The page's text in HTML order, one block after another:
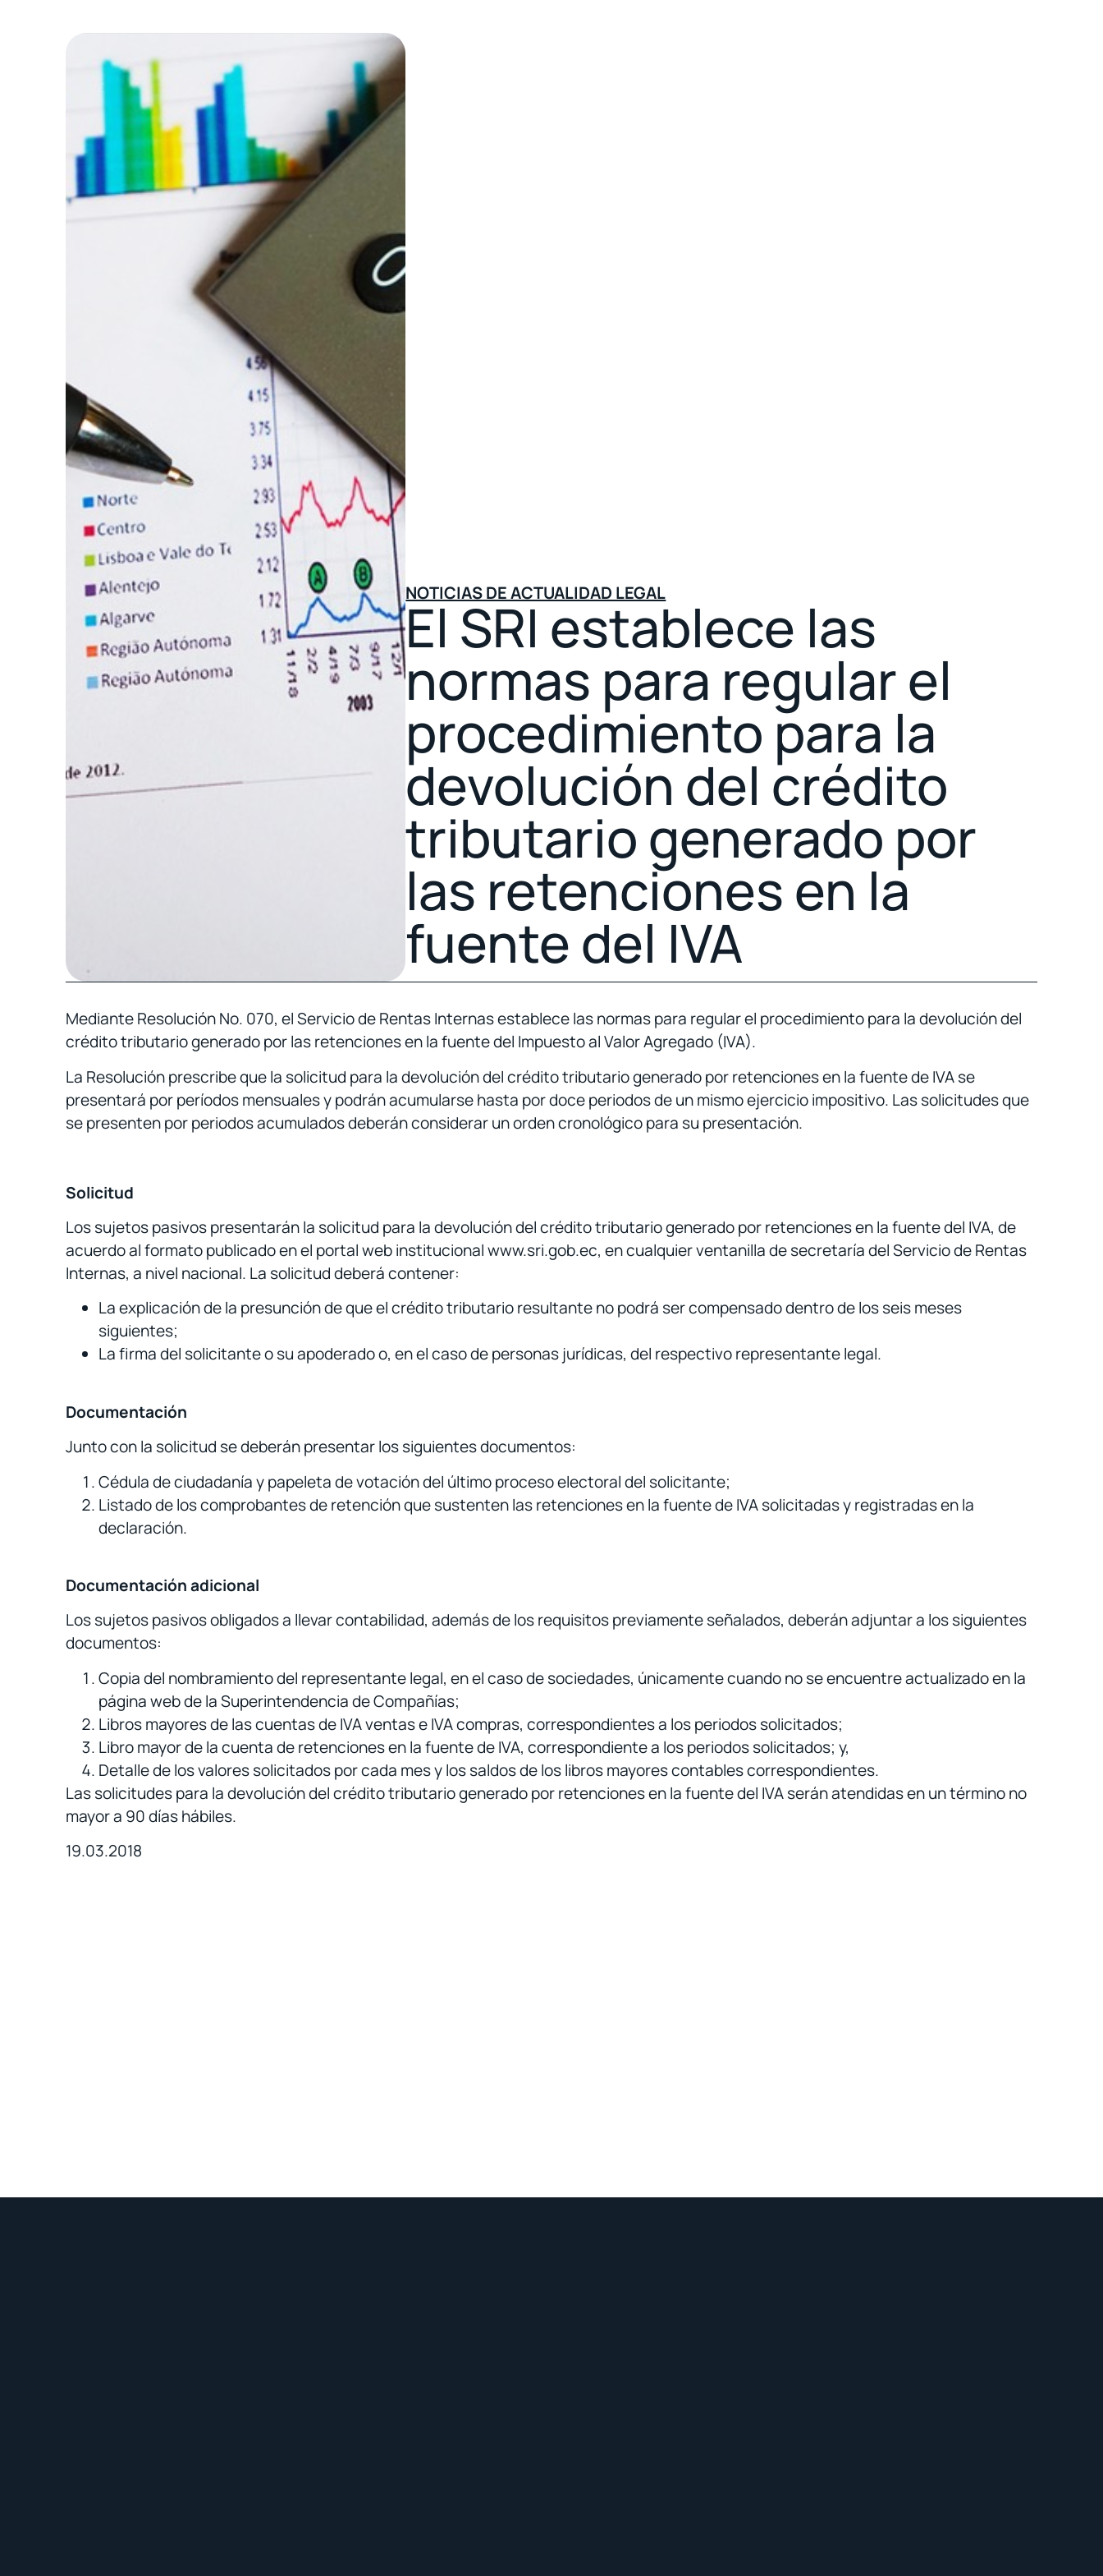
NOTICIAS DE ACTUALIDAD LEGAL
El SRI establece las
normas para regular el
procedimiento para la
devolución del crédito
tributario generado por
las retenciones en la
fuente del IVA
Mediante Resolución No. 070, el Servicio de Rentas Internas establece las normas para regular el procedimiento para la devolución del
crédito tributario generado por las retenciones en la fuente del Impuesto al Valor Agregado (IVA).
La Resolución prescribe que la solicitud para la devolución del crédito tributario generado por retenciones en la fuente de IVA se
presentará por períodos mensuales y podrán acumularse hasta por doce periodos de un mismo ejercicio impositivo. Las solicitudes que
se presenten por periodos acumulados deberán considerar un orden cronológico para su presentación.
Solicitud
Los sujetos pasivos presentarán la solicitud para la devolución del crédito tributario generado por retenciones en la fuente del IVA, de
acuerdo al formato publicado en el portal web institucional www.sri.gob.ec, en cualquier ventanilla de secretaría del Servicio de Rentas
Internas, a nivel nacional. La solicitud deberá contener:
La explicación de la presunción de que el crédito tributario resultante no podrá ser compensado dentro de los seis meses
siguientes;
La firma del solicitante o su apoderado o, en el caso de personas jurídicas, del respectivo representante legal.
Documentación
Junto con la solicitud se deberán presentar los siguientes documentos:
Cédula de ciudadanía y papeleta de votación del último proceso electoral del solicitante;
Listado de los comprobantes de retención que sustenten las retenciones en la fuente de IVA solicitadas y registradas en la
declaración.
Documentación adicional
Los sujetos pasivos obligados a llevar contabilidad, además de los requisitos previamente señalados, deberán adjuntar a los siguientes
documentos:
Copia del nombramiento del representante legal, en el caso de sociedades, únicamente cuando no se encuentre actualizado en la
página web de la Superintendencia de Compañías;
Libros mayores de las cuentas de IVA ventas e IVA compras, correspondientes a los periodos solicitados;
Libro mayor de la cuenta de retenciones en la fuente de IVA, correspondiente a los periodos solicitados; y,
Detalle de los valores solicitados por cada mes y los saldos de los libros mayores contables correspondientes.
Las solicitudes para la devolución del crédito tributario generado por retenciones en la fuente del IVA serán atendidas en un término no
mayor a 90 días hábiles.
19.03.2018